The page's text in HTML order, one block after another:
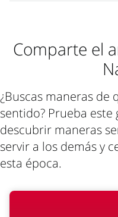
en una reunión.
durante los
principales, y hay
que las madres
bebés u ocuparse
Comparte el
¿Buscas maneras de
sentido? Prueba
descubrir maneras
servir a los demás y
esta época.